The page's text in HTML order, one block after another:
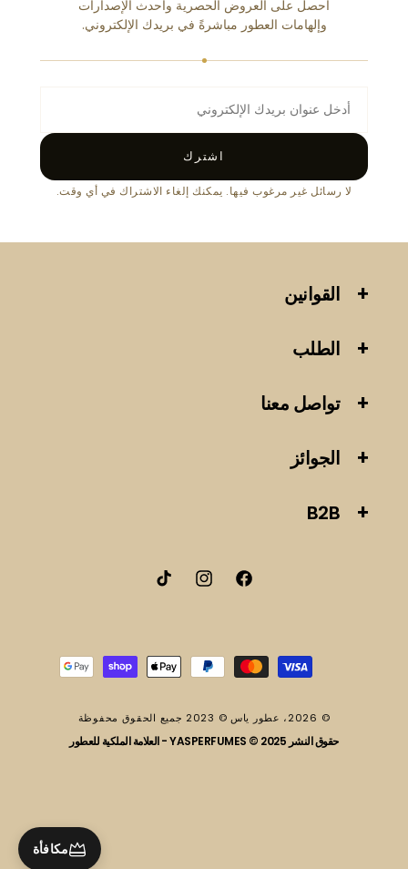
احصل على العروض الحصرية وأحدث الإصدارات
وإلهامات العطور مباشرةً في بريدك الإلكتروني.
اشترك
لا رسائل غير مرغوب فيها. يمكنك إلغاء الاشتراك في أي وقت.
القوانين
الطلب
تواصل معنا
الجوائز
B2B
فيسبوكانستقرامتيك
© 2026، عطور ياس © 2023 جميع الحقوق محفوظة
حقوق النشر 2025 © YASPERFUMES - العلامة الملكية للعطور
مكافأة